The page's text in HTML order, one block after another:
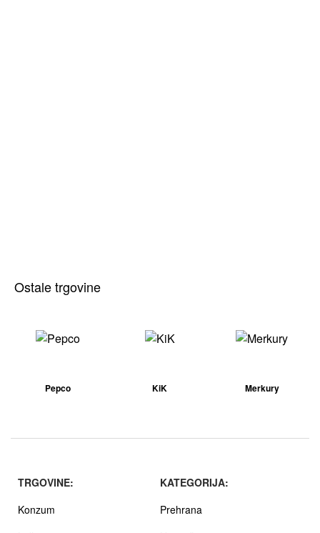
Ostale trgovine
Pepco KiK Merkury
TRGOVINE:
Konzum
KATEGORIJA:
Prehrana